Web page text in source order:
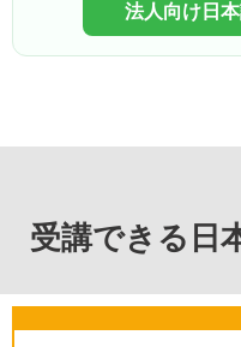
法人向け日
受講できる日